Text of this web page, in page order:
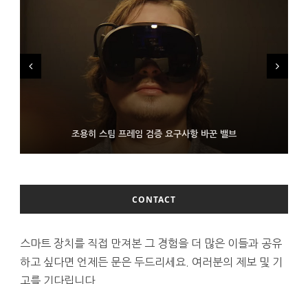
조용히 스팀 프레임 검증 요구사항 바꾼 밸브
9월 4일부터 서비스 접는 안드로이드 장치용 구글 어시스턴트
보인 삼성전자
CONTACT
스마트 장치를 직접 만져본 그 경험을 더 많은 이들과 공유
하고 싶다면 언제든 문은 두드리세요. 여러분의 제보 및 기
고를 기다립니다.